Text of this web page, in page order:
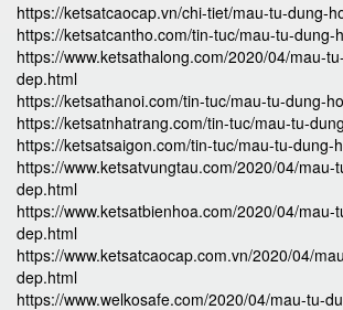
https://ketsatcaocap.vn/chi-tiet/mau-tu-dung-
https://ketsatcantho.com/tin-tuc/mau-tu-dung-
https://www.ketsathalong.com/2020/04/mau-
dep.html
https://ketsathanoi.com/tin-tuc/mau-tu-dung-
https://ketsatnhatrang.com/tin-tuc/mau-tu-
https://ketsatsaigon.com/tin-tuc/mau-tu-dung-
https://www.ketsatvungtau.com/2020/04/mau-
dep.html
https://www.ketsatbienhoa.com/2020/04/mau-
dep.html
https://www.ketsatcaocap.com.vn/2020/04/
dep.html
https://www.welkosafe.com/2020/04/mau-tu-